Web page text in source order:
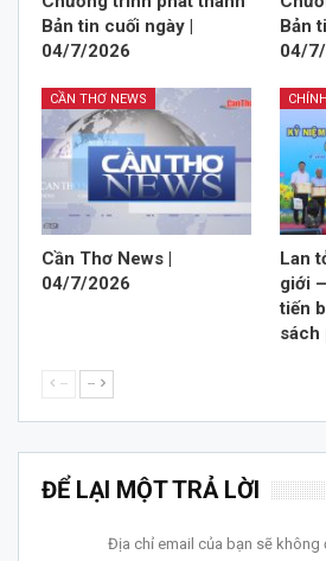
Bản tin cuối ngày |
04/7/2026
Bản
04/
CẦN THƠ NEWS
Cần Thơ News |
04/7/2026
Lan
giới
tiến
sách
-- --
ĐỂ LẠI MỘT TRẢ LỜI
Địa chỉ email của bạn sẽ không